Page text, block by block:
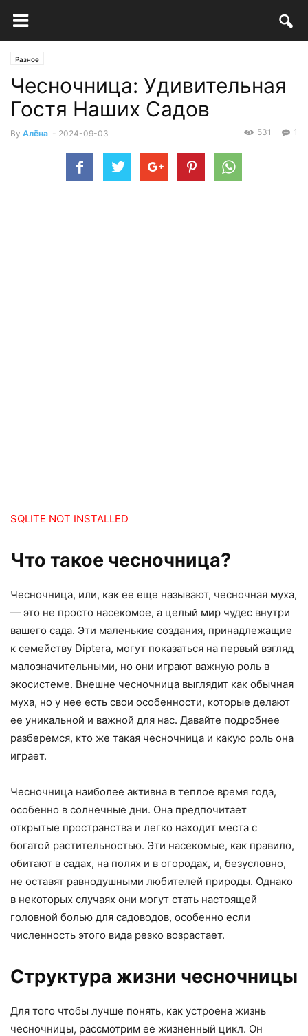
Разное
Чесночница: Удивительная
Гостя Наших Садов
By Алёна - 2024-09-03 1
531
SQLITE NOT INSTALLED
Что такое чесночница?
Чесночница, или, как ее еще называют, чесночная муха,
— это не просто насекомое, а целый мир чудес внутри
вашего сада. Эти маленькие создания, принадлежащие
к семейству Diptera, могут показаться на первый взгляд
малозначительными, но они играют важную роль в
экосистеме. Внешне чесночница выглядит как обычная
муха, но у нее есть свои особенности, которые делают
ее уникальной и важной для нас. Давайте подробнее
разберемся, кто же такая чесночница и какую роль она
играет.
Чесночница наиболее активна в теплое время года,
особенно в солнечные дни. Она предпочитает
открытые пространства и легко находит места с
богатой растительностью. Эти насекомые, как правило,
обитают в садах, на полях и в огородах, и, безусловно,
не оставят равнодушными любителей природы. Однако
в некоторых случаях они могут стать настоящей
головной болью для садоводов, особенно если
численность этого вида резко возрастает.
Структура жизни чесночницы
Для того чтобы лучше понять, как устроена жизнь
чесночницы, рассмотрим ее жизненный цикл. Он